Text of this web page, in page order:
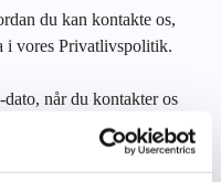
du kan kontakte os,
i vores Privatlivspolitik.
når du kontakter os
valhalconnect.dk